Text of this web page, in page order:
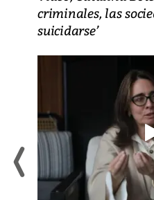
criminales, las
suicidarse’